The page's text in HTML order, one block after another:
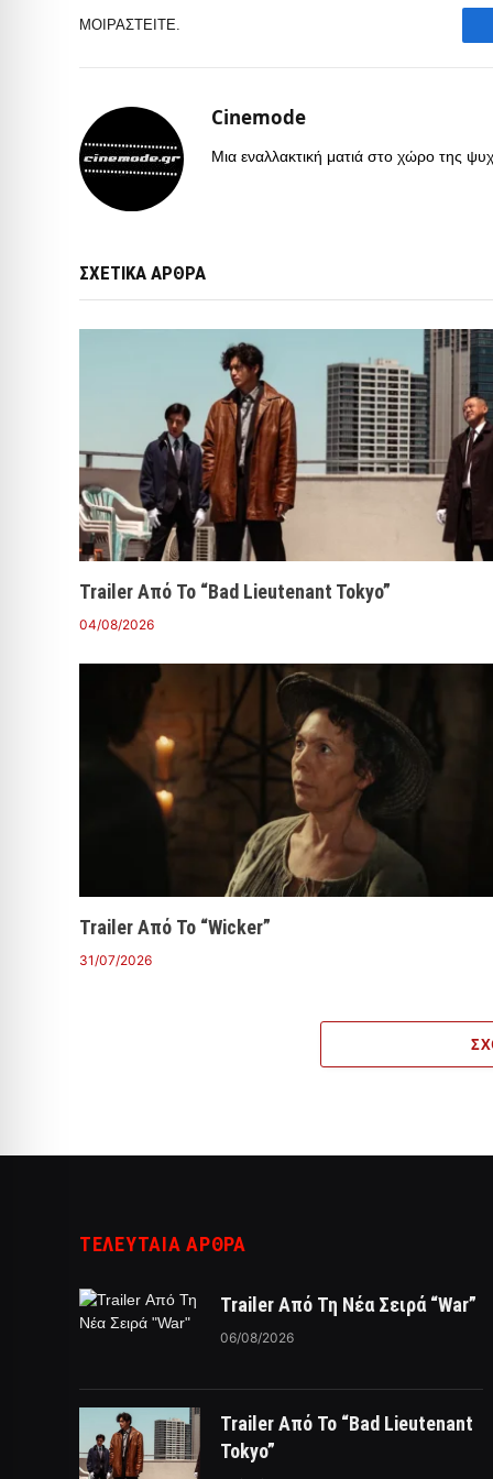
ΜΟΙΡΑΣΤΕΊΤΕ.
Cinemode
Μια εναλλακτική ματιά στο χώρο της
ΣΧΕΤΙΚΑ ΑΡΘΡΑ
Trailer Από Το “Bad Lieutenant Tokyo”
04/08/2026
Trailer Από Το “Wicker”
31/07/2026
ΤΕΛΕΥΤΑΙΑ ΑΡΘΡΑ
Trailer Από Τη Νέα Σειρά “War”
06/08/2026
Trailer Από Το “Bad Lieutenant
Tokyo”